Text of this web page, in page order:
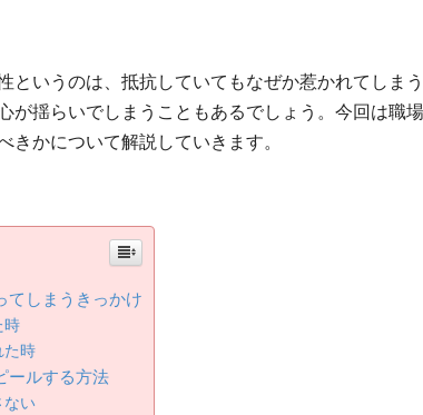
というのは、抵抗していてもなぜか惹かれてしま
が揺らいでしまうこともあるでしょう。今回は職
きかについて解説していきます。
てしまうきっかけ
時
た時
ールする方法
ない